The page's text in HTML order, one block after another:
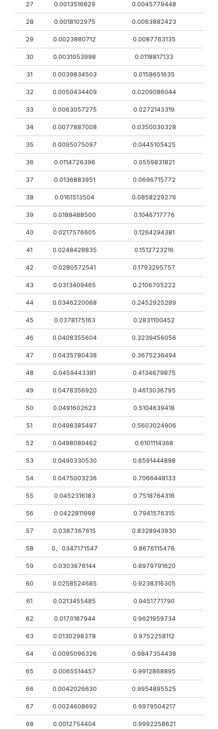
27 0.0013516829 0.0045779448
28 0.0018102975 0.0063882423
29 0.0023880712 0.0087763135
30 0.0031053998 0.0118817133
31 0.0039834503 0.0158651635
32 0.0050434409 0.0209086044
33 0.0063057275 0.0272143319
34 0.0077887008 0.0350030328
35 0.0095075097 0.0445105425
36 0.0114726396 0.0559831821
37 0.0136883951 0.0696715772
38 0.0161513504 0.0858229276
39 0.0188488500 0.1046717776
40 0.0217576605 0.1264294381
41 0.0248428835 0.1512723216
42 0.0280572541 0.1793295757
43 0.0313409465 0.2106705222
44 0.0346220068 0.2452925289
45 0.0378175163 0.2831100452
46 0.0408355604 0.3239456056
47 0.0435780438 0.3675236494
48 0.0459443381 0.4134679875
49 0.0478356920 0.4613036795
50 0.0491602623 0.5104639418
51 0.0498385487 0.5603024906
52 0.0498089462 0.6101114368
53 0.0490330530 0.6591444898
54 0.0475003236 0.7066448133
55 0.0452316183 0.7518764316
56 0.0422811998 0.7941576315
57 0.0387367615 0.8328943930
58 0。0347171547 0.8676115476
59 0.0303676144 0.8979791620
60 0.0258524685 0.9238316305
61 0.0213455485 0.9451771790
62 0.0170187944 0.9621959734
63 0.0130298378 0.9752258112
64 0.0095096326 0.9847354438
65 0.0065514457 0.9912868895
66 0.0042026630 0.9954895525
67 0.0024608692 0.9979504217
68 0.0012754404 0.9992258621